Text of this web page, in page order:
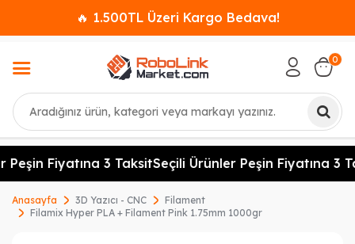
🔥 1.500TL Üzeri Kargo Bedava!
Ara
0
Fiyatına 3 TaksitSeçili Ürünler Peşin Fiyatına 3
Anasayfa 3D Yazıcı - CNC
Filament
Filamix Hyper PLA + Filament Pink 1.75mm 1000gr